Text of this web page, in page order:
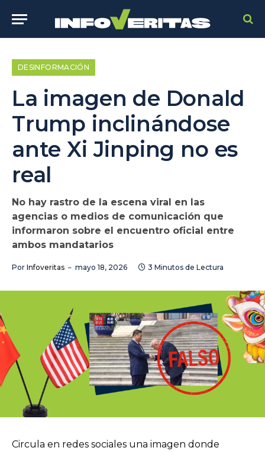
DESINFORMACIÓN
La imagen de Donald
Trump inclinándose
ante Xi Jinping no es
real
No hay rastro de la escena viral en las
agencias o medios de comunicación que
informaron sobre el encuentro oficial entre
ambos mandatarios
Por Infoveritas mayo 18, 2026 3 Minutos de Lectura
Circula en redes sociales una imagen donde